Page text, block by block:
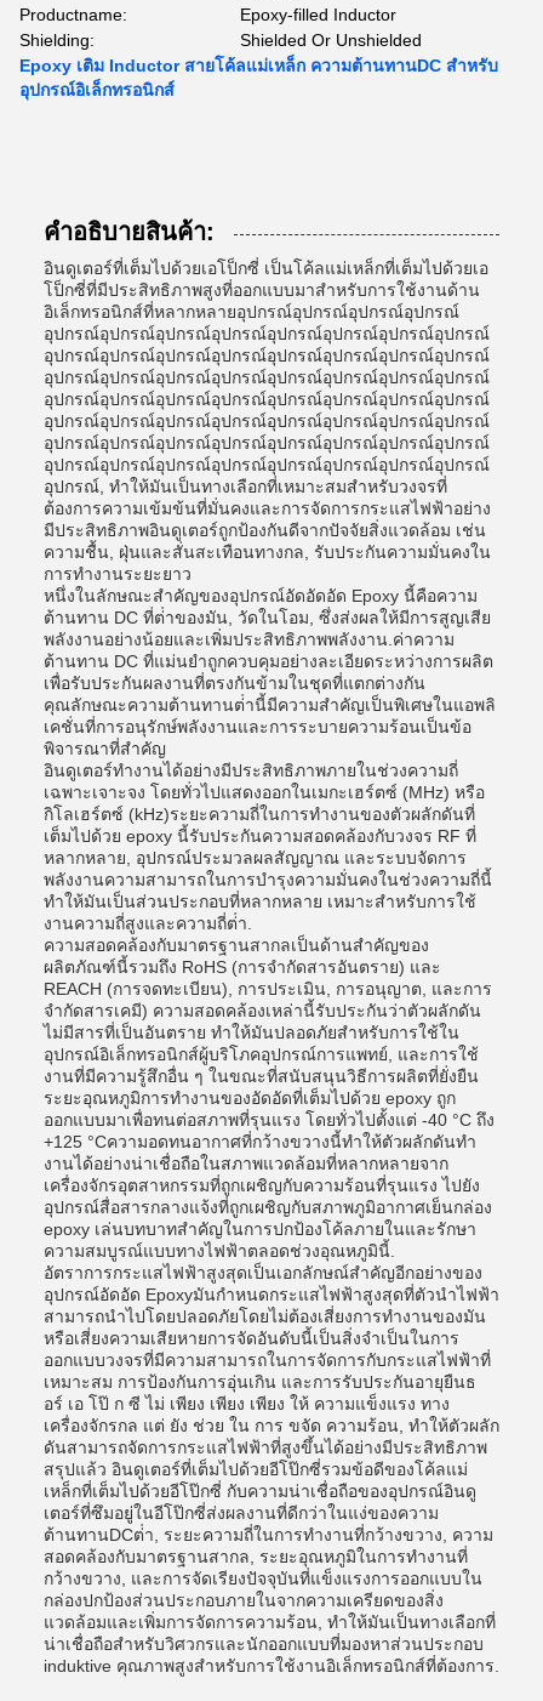
Productname:
Epoxy-filled Inductor
Shielding:
Shielded Or Unshielded
Epoxy เติม Inductor สายโค้ลแม่เหล็ก ความต้านทานDC สําหรับ
อุปกรณ์อิเล็กทรอนิกส์
คําอธิบายสินค้า:
อินดูเตอร์ที่เต็มไปด้วยเอโป็กซี่ เป็นโค้ลแม่เหล็กที่เต็มไปด้วยเอ
โป็กซี่ที่มีประสิทธิภาพสูงที่ออกแบบมาสําหรับการใช้งานด้าน
อิเล็กทรอนิกส์ที่หลากหลายอุปกรณ์อุปกรณ์อุปกรณ์อุปกรณ์
อุปกรณ์อุปกรณ์อุปกรณ์อุปกรณ์อุปกรณ์อุปกรณ์อุปกรณ์อุปกรณ์
อุปกรณ์อุปกรณ์อุปกรณ์อุปกรณ์อุปกรณ์อุปกรณ์อุปกรณ์อุปกรณ์
อุปกรณ์อุปกรณ์อุปกรณ์อุปกรณ์อุปกรณ์อุปกรณ์อุปกรณ์อุปกรณ์
อุปกรณ์อุปกรณ์อุปกรณ์อุปกรณ์อุปกรณ์อุปกรณ์อุปกรณ์อุปกรณ์
อุปกรณ์อุปกรณ์อุปกรณ์อุปกรณ์อุปกรณ์อุปกรณ์อุปกรณ์อุปกรณ์
อุปกรณ์อุปกรณ์อุปกรณ์อุปกรณ์อุปกรณ์อุปกรณ์อุปกรณ์อุปกรณ์
อุปกรณ์อุปกรณ์อุปกรณ์อุปกรณ์อุปกรณ์อุปกรณ์อุปกรณ์อุปกรณ์
อุปกรณ์, ทําให้มันเป็นทางเลือกที่เหมาะสมสําหรับวงจรที่
ต้องการความเข้มข้นที่มั่นคงและการจัดการกระแสไฟฟ้าอย่าง
มีประสิทธิภาพอินดูเตอร์ถูกป้องกันดีจากปัจจัยสิ่งแวดล้อม เช่น
ความชื้น, ฝุ่นและสั่นสะเทือนทางกล, รับประกันความมั่นคงใน
การทํางานระยะยาว
หนึ่งในลักษณะสําคัญของอุปกรณ์อัดอัดอัด Epoxy นี้คือความ
ต้านทาน DC ที่ต่ําของมัน, วัดในโอม, ซึ่งส่งผลให้มีการสูญเสีย
พลังงานอย่างน้อยและเพิ่มประสิทธิภาพพลังงาน.ค่าความ
ต้านทาน DC ที่แม่นยําถูกควบคุมอย่างละเอียดระหว่างการผลิต
เพื่อรับประกันผลงานที่ตรงกันข้ามในชุดที่แตกต่างกัน
คุณลักษณะความต้านทานต่ํานี้มีความสําคัญเป็นพิเศษในแอพลิ
เคชั่นที่การอนุรักษ์พลังงานและการระบายความร้อนเป็นข้อ
พิจารณาที่สําคัญ
อินดูเตอร์ทํางานได้อย่างมีประสิทธิภาพภายในช่วงความถี่
เฉพาะเจาะจง โดยทั่วไปแสดงออกในเมกะเฮร์ตซ์ (MHz) หรือ
กิโลเฮร์ตซ์ (kHz)ระยะความถี่ในการทํางานของตัวผลักดันที่
เต็มไปด้วย epoxy นี้รับประกันความสอดคล้องกับวงจร RF ที่
หลากหลาย, อุปกรณ์ประมวลผลสัญญาณ และระบบจัดการ
พลังงานความสามารถในการบํารุงความมั่นคงในช่วงความถี่นี้
ทําให้มันเป็นส่วนประกอบที่หลากหลาย เหมาะสําหรับการใช้
งานความถี่สูงและความถี่ต่ํา.
ความสอดคล้องกับมาตรฐานสากลเป็นด้านสําคัญของ
ผลิตภัณฑ์นี้รวมถึง RoHS (การจํากัดสารอันตราย) และ
REACH (การจดทะเบียน), การประเมิน, การอนุญาต, และการ
จํากัดสารเคมี) ความสอดคล้องเหล่านี้รับประกันว่าตัวผลักดัน
ไม่มีสารที่เป็นอันตราย ทําให้มันปลอดภัยสําหรับการใช้ใน
อุปกรณ์อิเล็กทรอนิกส์ผู้บริโภคอุปกรณ์การแพทย์, และการใช้
งานที่มีความรู้สึกอื่น ๆ ในขณะที่สนับสนุนวิธีการผลิตที่ยั่งยืน
ระยะอุณหภูมิการทํางานของอัดอัดที่เต็มไปด้วย epoxy ถูก
ออกแบบมาเพื่อทนต่อสภาพที่รุนแรง โดยทั่วไปตั้งแต่ -40 °C ถึง
+125 °Cความอดทนอากาศที่กว้างขวางนี้ทําให้ตัวผลักดันทํา
งานได้อย่างน่าเชื่อถือในสภาพแวดล้อมที่หลากหลายจาก
เครื่องจักรอุตสาหกรรมที่ถูกเผชิญกับความร้อนที่รุนแรง ไปยัง
อุปกรณ์สื่อสารกลางแจ้งที่ถูกเผชิญกับสภาพภูมิอากาศเย็นกล่อง
epoxy เล่นบทบาทสําคัญในการปกป้องโค้ลภายในและรักษา
ความสมบูรณ์แบบทางไฟฟ้าตลอดช่วงอุณหภูมินี้.
อัตราการกระแสไฟฟ้าสูงสุดเป็นเอกลักษณ์สําคัญอีกอย่างของ
อุปกรณ์อัดอัด Epoxyมันกําหนดกระแสไฟฟ้าสูงสุดที่ตัวนําไฟฟ้า
สามารถนําไปโดยปลอดภัยโดยไม่ต้องเสี่ยงการทํางานของมัน
หรือเสี่ยงความเสียหายการจัดอันดับนี้เป็นสิ่งจําเป็นในการ
ออกแบบวงจรที่มีความสามารถในการจัดการกับกระแสไฟฟ้าที่
เหมาะสม การป้องกันการอุ่นเกิน และการรับประกันอายุยืนธ
อร์ เอ โป๊ ก ซี ไม่ เพียง เพียง เพียง ให้ ความแข็งแรง ทาง
เครื่องจักรกล แต่ ยัง ช่วย ใน การ ขจัด ความร้อน, ทําให้ตัวผลัก
ดันสามารถจัดการกระแสไฟฟ้าที่สูงขึ้นได้อย่างมีประสิทธิภาพ
สรุปแล้ว อินดูเตอร์ที่เต็มไปด้วยอีโป๊กซี่รวมข้อดีของโค้ลแม่
เหล็กที่เต็มไปด้วยอีโป๊กซี่ กับความน่าเชื่อถือของอุปกรณ์อินดู
เตอร์ที่ซึมอยู่ในอีโป๊กซี่ส่งผลงานที่ดีกว่าในแง่ของความ
ต้านทานDCต่ํา, ระยะความถี่ในการทํางานที่กว้างขวาง, ความ
สอดคล้องกับมาตรฐานสากล, ระยะอุณหภูมิในการทํางานที่
กว้างขวาง, และการจัดเรียงปัจจุบันที่แข็งแรงการออกแบบใน
กล่องปกป้องส่วนประกอบภายในจากความเครียดของสิ่ง
แวดล้อมและเพิ่มการจัดการความร้อน, ทําให้มันเป็นทางเลือกที่
น่าเชื่อถือสําหรับวิศวกรและนักออกแบบที่มองหาส่วนประกอบ
induktive คุณภาพสูงสําหรับการใช้งานอิเล็กทรอนิกส์ที่ต้องการ.